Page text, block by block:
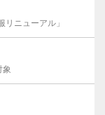
ニューアル」
象